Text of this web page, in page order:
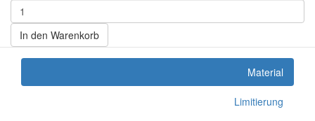
In den Warenkorb
Material
Limitierung